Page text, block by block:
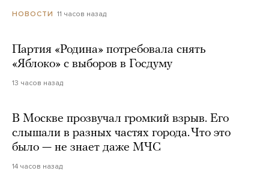
НОВОСТИ 11 часов назад
Партия «Родина» потребовала снять
«Яблоко» с выборов в Госдуму
13 часов назад
В Москве прозвучал громкий взрыв. Его
слышали в разных частях города. Что это
было — не знает даже МЧС
14 часов назад